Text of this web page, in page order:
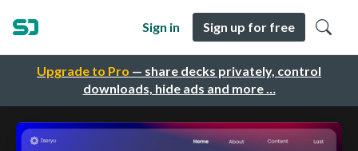
Upgrade to Pro — share decks privately, control
downloads, hide ads and more …
Sign in Sign up for free